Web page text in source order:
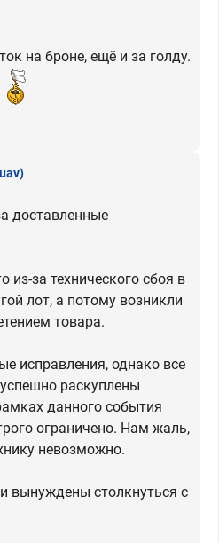
на броне, ещё и за голду.
доставленные
из-за технического сбоя в
лот, а потому возникли
товара.
исправления, однако все
раскуплены
данного события
ограничено. Нам жаль,
невозможно.
вынуждены столкнуться с